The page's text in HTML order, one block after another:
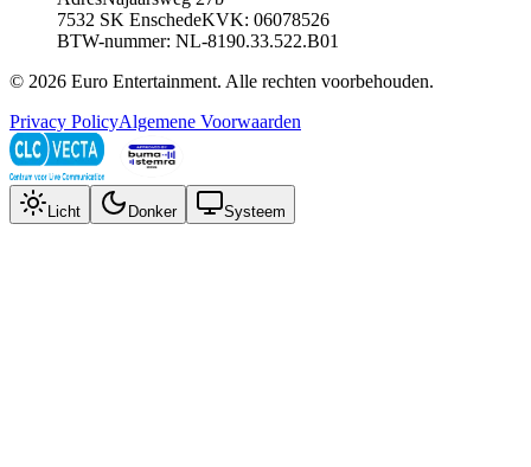
7532 SK EnschedeKVK: 06078526
BTW-nummer: NL-8190.33.522.B01
© 2026 Euro Entertainment. Alle rechten voorbehouden.
Privacy PolicyAlgemene Voorwaarden
Licht Donker Systeem